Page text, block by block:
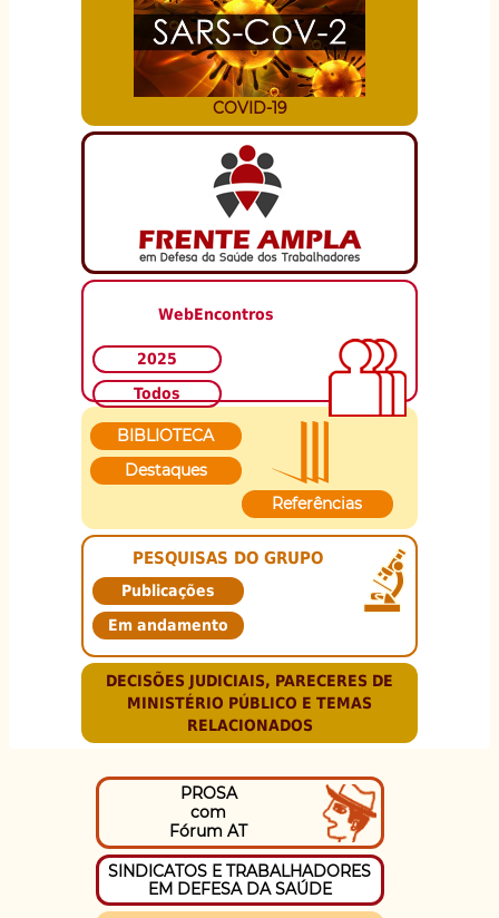
COVID-19
WebEncontros
2025
Todos
BIBLIOTECA
Destaques
Referências
PESQUISAS DO GRUPO
Publicações
Em andamento
DECISÕES JUDICIAIS, PARECERES DE
MINISTÉRIO PÚBLICO E TEMAS
RELACIONADOS
PROSA
com
Fórum AT
SINDICATOS E TRABALHADORES
EM DEFESA DA SAÚDE